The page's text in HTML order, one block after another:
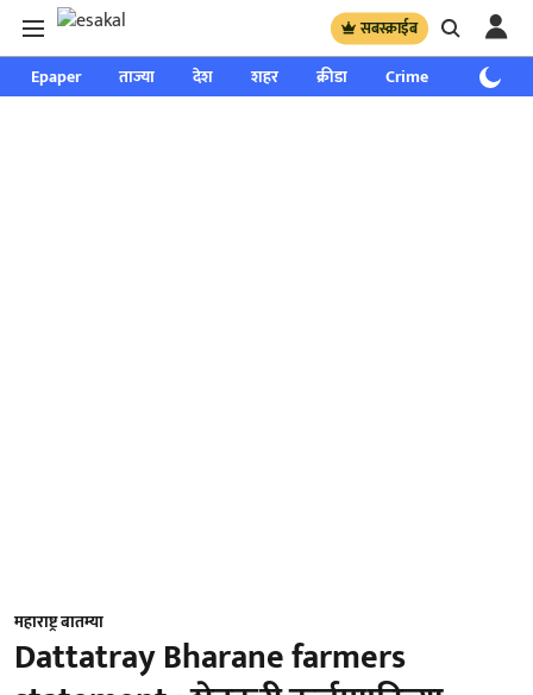
सबस्क्राईब
Epaper ताज्या देश शहर क्रीडा Crime साप्ताहिक
महाराष्ट्र बातम्या
Dattatray Bharane farmers